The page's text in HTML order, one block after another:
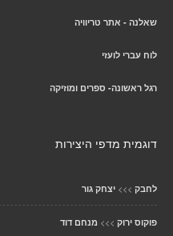
שאלנה - אתר טריוויה
לוח עברי לועזי
רגל ראשונה- ספרים ומוזיקה
דוגמית מדפי היצירות
לחבק >>> יצחק גור
פוקוס ירוק >>> מנחם דוד